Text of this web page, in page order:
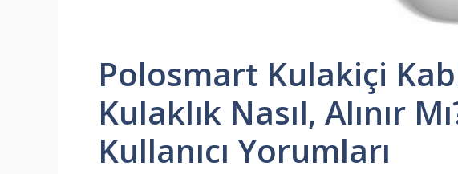
Polosmart Kulakiçi
Kulaklık Nasıl, Alınır
Kullanıcı Yorumları